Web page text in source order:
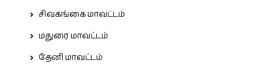
சிவகங்கை மாவட்டம்
மதுரை மாவட்டம்
தேனி மாவட்டம்